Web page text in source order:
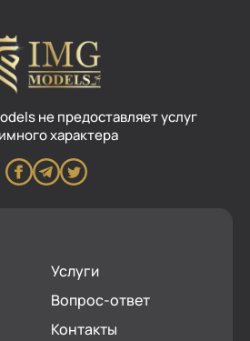
не предоставляет услуг
характера
Услуги
Вопрос-ответ
Контакты